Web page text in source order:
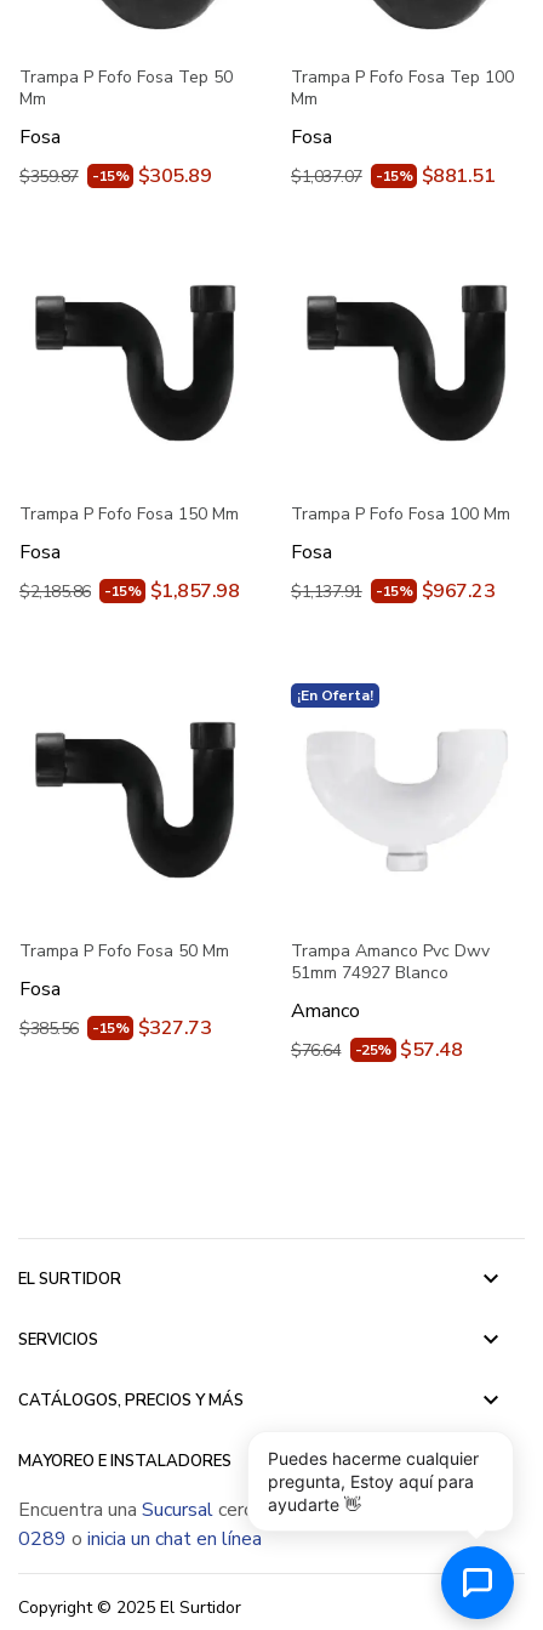
Trampa P Fofo Fosa Tep 50
Mm
Fosa
$359.87 -15% $305.89
Trampa P Fofo Fosa Tep 100
Mm
Fosa
$1,037.07 -15% $881.51
Trampa P Fofo Fosa 150 Mm
Fosa
$2,185.86 -15% $1,857.98
Trampa P Fofo Fosa 100 Mm
Fosa
$1,137.91 -15% $967.23
Trampa P Fofo Fosa 50 Mm
Fosa
$385.56 -15% $327.73
¡En Oferta!
Trampa Amanco Pvc Dwv
51mm 74927 Blanco
Amanco
$76.64 -25% $57.48
EL SURTIDOR keyboard_arrow_down
SERVICIOS keyboard_arrow_down
CATÁLOGOS, PRECIOS Y MÁS keyboard_arrow_down
MAYOREO E INSTALADORES keyboard_arrow_down
Encuentra una Sucursalcerca de ti, llámanos
0289 o inicia un chat en línea
Copyright © 2025 El Surtidor
Puedes hacerme cualquier
pregunta, Estoy aquí para
ayudarte 👋